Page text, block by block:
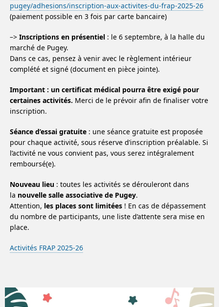
pugey/adhesions/inscription-aux-activites-du-frap-2025-26
(paiement possible en 3 fois par carte bancaire)
–> Inscriptions en présentiel : le 6 septembre, à la halle du
marché de Pugey.
Dans ce cas, pensez à venir avec le règlement intérieur
complété et signé (document en pièce jointe).
Important : un certificat médical pourra être exigé pour
certaines activités. Merci de le prévoir afin de finaliser votre
inscription.
Séance d’essai gratuite : une séance gratuite est proposée
pour chaque activité, sous réserve d’inscription préalable. Si
l’activité ne vous convient pas, vous serez intégralement
remboursé(e).
Nouveau lieu : toutes les activités se dérouleront dans
la nouvelle salle associative de Pugey.
Attention, les places sont limitées ! En cas de dépassement
du nombre de participants, une liste d’attente sera mise en
place.
Activités FRAP 2025-26